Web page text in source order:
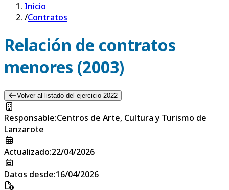
Inicio
/Contratos
Relación de contratos
menores (2003)
Volver al listado del ejercicio 2022
Responsable:Centros de Arte, Cultura y Turismo de
Lanzarote
Actualizado:22/04/2026
Datos desde:16/04/2026